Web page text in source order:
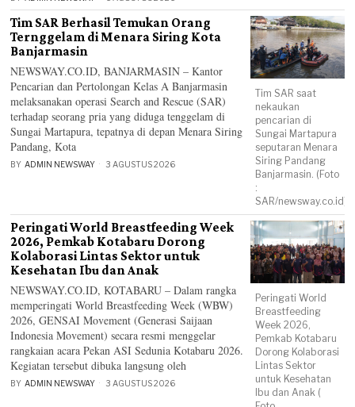
Tim SAR saat
nekaukan
pencarian di
Sungai Martapura
seputaran Menara
Siring Pandang
Banjarmasin. (Foto
:
SAR/newsway.co.id)
Tim SAR Berhasil Temukan Orang
Ternggelam di Menara Siring Kota
Banjarmasin
NEWSWAY.CO.ID, BANJARMASIN – Kantor
Pencarian dan Pertolongan Kelas A Banjarmasin
melaksanakan operasi Search and Rescue (SAR)
terhadap seorang pria yang diduga tenggelam di
Sungai Martapura, tepatnya di depan Menara Siring
Pandang, Kota
BY ADMIN NEWSWAY 3 AGUSTUS 2026
Peringati World
Breastfeeding
Week 2026,
Pemkab Kotabaru
Dorong Kolaborasi
Lintas Sektor
untuk Kesehatan
Ibu dan Anak (
Peringati World Breastfeeding Week
2026, Pemkab Kotabaru Dorong
Kolaborasi Lintas Sektor untuk
Kesehatan Ibu dan Anak
NEWSWAY.CO.ID, KOTABARU – Dalam rangka
memperingati World Breastfeeding Week (WBW)
2026, GENSAI Movement (Generasi Saijaan
Indonesia Movement) secara resmi menggelar
rangkaian acara Pekan ASI Sedunia Kotabaru 2026.
Kegiatan tersebut dibuka langsung oleh
BY ADMIN NEWSWAY 3 AGUSTUS 2026